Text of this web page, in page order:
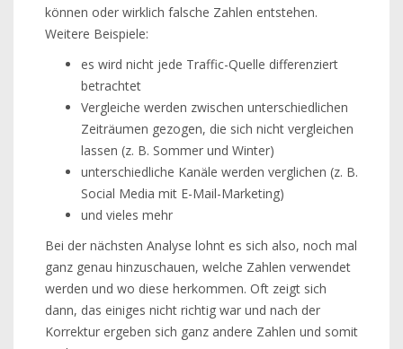
können oder wirklich falsche Zahlen entstehen.
Weitere Beispiele:
es wird nicht jede Traffic-Quelle differenziert
betrachtet
Vergleiche werden zwischen unterschiedlichen
Zeiträumen gezogen, die sich nicht vergleichen
lassen (z. B. Sommer und Winter)
unterschiedliche Kanäle werden verglichen (z. B.
Social Media mit E-Mail-Marketing)
und vieles mehr
Bei der nächsten Analyse lohnt es sich also, noch mal
ganz genau hinzuschauen, welche Zahlen verwendet
werden und wo diese herkommen. Oft zeigt sich
dann, das einiges nicht richtig war und nach der
Korrektur ergeben sich ganz andere Zahlen und somit